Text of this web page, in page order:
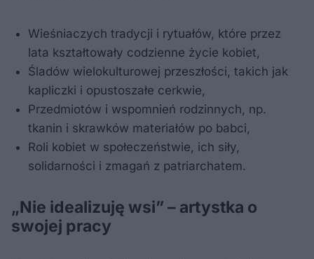
Wieśniaczych tradycji i rytuałów, które przez
lata kształtowały codzienne życie kobiet,
Śladów wielokulturowej przeszłości, takich jak
kapliczki i opustoszałe cerkwie,
Przedmiotów i wspomnień rodzinnych, np.
tkanin i skrawków materiałów po babci,
Roli kobiet w społeczeństwie, ich siły,
solidarności i zmagań z patriarchatem.
„Nie idealizuję wsi” – artystka o
swojej pracy